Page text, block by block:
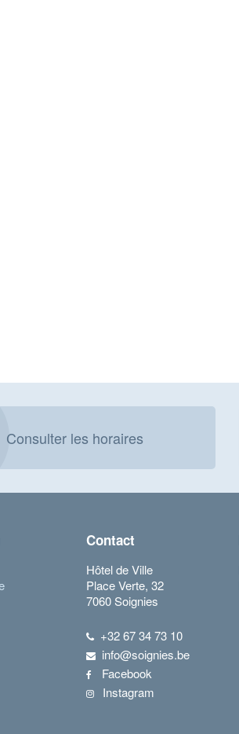
Consulter les horaires
Contact
Hôtel de Ville
Place Verte, 32
7060 Soignies
+32 67 34 73 10
info@soignies.be
Facebook
Instagram